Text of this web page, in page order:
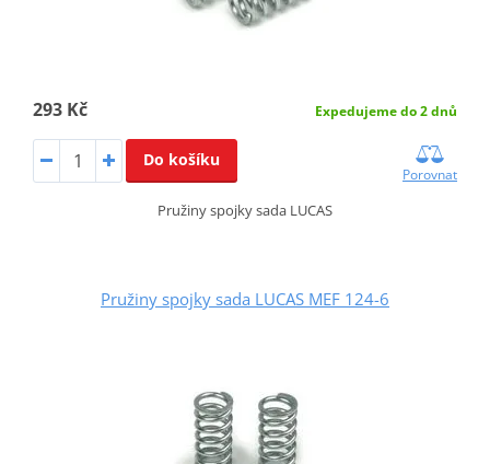
293 Kč Expedujeme do 2 dnů
Do košíku
Porovnat
Pružiny spojky sada LUCAS
Pružiny spojky sada LUCAS MEF 124-6